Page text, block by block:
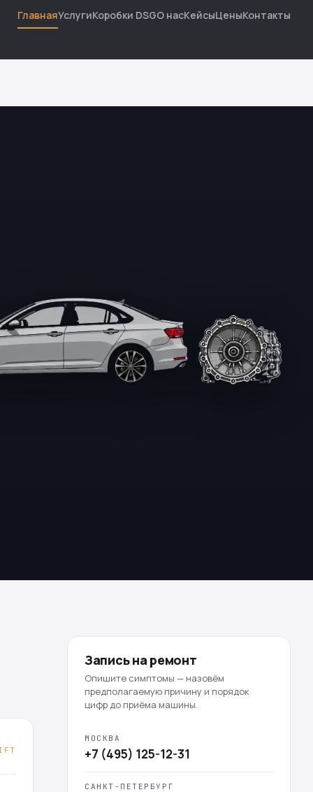
ГлавнаяУслугиКоробки DSGО насКейсыЦеныКонтакты
Запись на ремонт
Опишите симптомы — назовём
предполагаемую причину и порядок
цифр до приёма машины.
МОСКВА
+7 (495) 125-12-31
САНКТ-ПЕТЕРБУРГ